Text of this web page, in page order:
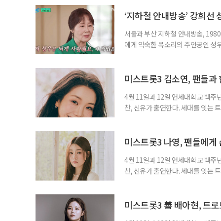
‘지하철 안내방송’ 강희선
서울과 부산 지하철 안내방송,
에게 익숙한 목소리의 주인공인 성
중에도 녹음실을 지키며 성우 활동
미스트롯3 김소연, 팬들과
4월 11일과 12일 연세대학교 백주
찬, 신유가 출연한다. 세대를 잇는
은 트로트 가수의 길을 걷게 된 계
미스트롯3 나영, 팬들에게
4월 11일과 12일 연세대학교 백주
찬, 신유가 출연한다. 세대를 잇는
배님의 무대를 보며 ‘나도 저렇게
미스트롯3 善 배아현, 트